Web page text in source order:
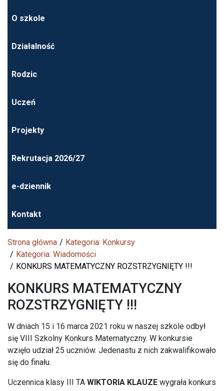
O szkole
Działalność
Rodzic
Uczeń
Projekty
Rekrutacja 2026/27
e-dziennik
Kontakt
Strona główna
Kategoria: Konkursy
Kategoria: Wiadomości
KONKURS MATEMATYCZNY ROZSTRZYGNIĘTY !!!
KONKURS MATEMATYCZNY
ROZSTRZYGNIĘTY !!!
W dniach 15 i 16 marca 2021 roku w naszej szkole odbył
się VIII Szkolny Konkurs Matematyczny. W konkursie
wzięło udział 25 uczniów. Jedenastu z nich zakwalifikowało
się do finału.
Uczennica klasy III TA WIKTORIA KLAUZE wygrała konkurs